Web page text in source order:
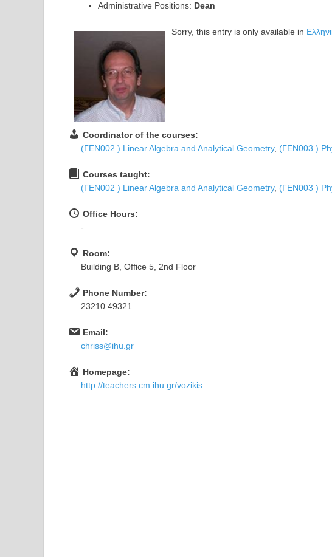
Administrative Positions: Dean
Sorry, this entry is only available in
Coordinator of the courses:
(ΓΕΝ002 ) Linear Algebra and Analytical Geometry, (ΓΕΝ003 )
Courses taught:
(ΓΕΝ002 ) Linear Algebra and Analytical Geometry, (ΓΕΝ003 )
Office Hours:
-
Room:
Building B, Office 5, 2nd Floor
Phone Number:
23210 49321
Email:
chriss@ihu.gr
Homepage:
http://teachers.cm.ihu.gr/vozikis